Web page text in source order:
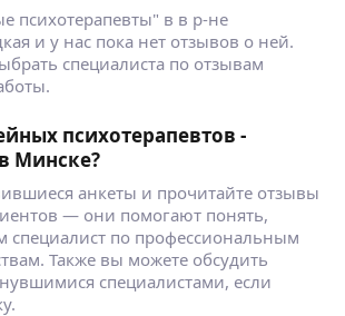
психотерапевты" в в р-не
и у нас пока нет отзывов о ней.
специалиста по отзывам
психотерапевтов -
Минске?
анкеты и прочитайте отзывы
— они помогают понять,
специалист по профессиональным
Также вы можете обсудить
специалистами, если